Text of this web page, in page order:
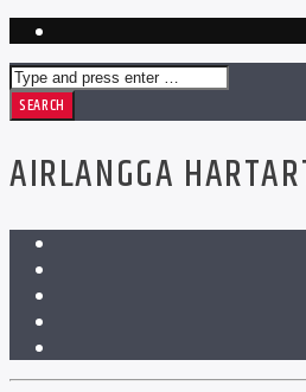
AIRLANGGA